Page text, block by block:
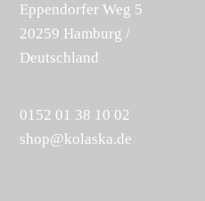
Eppendorfer Weg 5
20259 Hamburg /
Deutschland
0152 01 38 10 02
shop@kolaska.de